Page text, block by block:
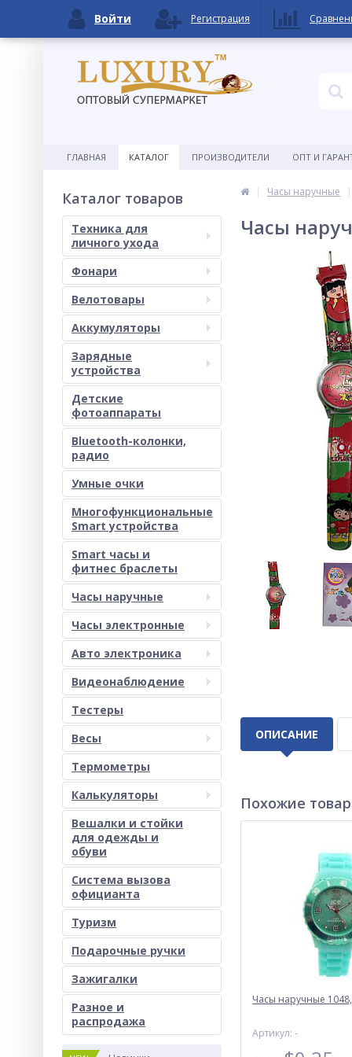
ГЛАВНАЯ КАТАЛОГ ПРОИЗВОДИТЕЛИ ОПТ И
Каталог товаров
Техника для
личного ухода
Фонари
Велотовары
Аккумуляторы
Зарядные
устройства
Детские
фотоаппараты
Bluetooth-колонки,
радио
Умные очки
Многофункциональные
Smart устройства
Smart часы и
фитнес браслеты
Часы наручные
Часы электронные
Авто электроника
Видеонаблюдение
Тестеры
Весы
Термометры
Калькуляторы
Вешалки и стойки
для одежды и
обуви
Система вызова
официанта
Туризм
Подарочные ручки
Зажигалки
Разное и
раcпродажа
Часы наручные
Часы
ОПИСАНИЕ
Похожие
Часы наручные
Артикул: -
Войти Регистрация